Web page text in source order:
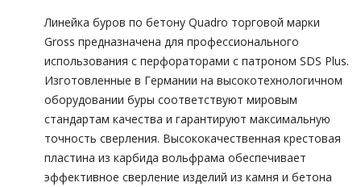
Линейка буров по бетону Quadro торговой марки
Gross предназначена для профессионального
использования с перфораторами с патроном SDS Plus.
Изготовленные в Германии на высокотехнологичном
оборудовании буры соответствуют мировым
стандартам качества и гарантируют максимальную
точность сверления. Высококачественная крестовая
пластина из карбида вольфрама обеспечивает
эффективное сверление изделий из камня и бетона